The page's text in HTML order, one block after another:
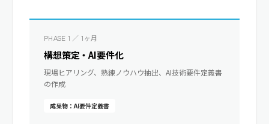
PHASE 1 ／ 1ヶ月
構想策定・AI要件化
現場ヒアリング、熟練ノウハウ抽出、AI技術要件定義書
の作成
成果物：AI要件定義書